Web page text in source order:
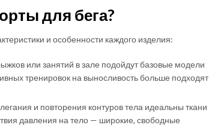
для бега?
и особенности каждого изделия:
или занятий в зале подойдут базовые модели
тренировок на выносливость больше подходят
и повторения контуров тела идеальны ткани
давления на тело — широкие, свободные